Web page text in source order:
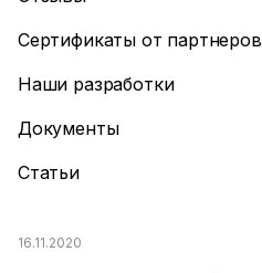
Сертификаты от партнеров
Наши разработки
Документы
Статьи
16.11.2020